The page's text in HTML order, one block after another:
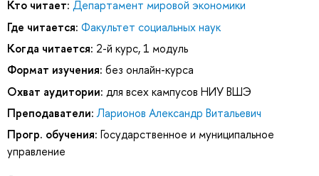
Кто читает: Департамент мировой экономики
Где читается: Факультет социальных наук
Когда читается: 2-й курс, 1 модуль
Формат изучения: без онлайн-курса
Охват аудитории: для всех кампусов НИУ ВШЭ
Преподаватели: Ларионов Александр Витальевич
Прогр. обучения: Государственное и муниципальное
управление